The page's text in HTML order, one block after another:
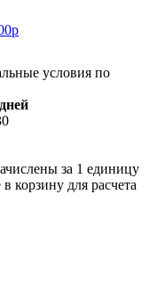
условия по
за 1 единицу
корзину для расчета